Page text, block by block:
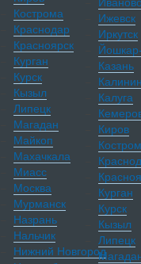
Кострома
Краснодар
Красноярск
Курган
Курск
Кызыл
Липецк
Магадан
Майкоп
Махачкала
Миасс
Москва
Мурманск
Назрань
Нальчик
Нижний Новгород
Ижевск
Иркутск
Казань
Калуга
Киров
Курган
Курск
Кызыл
Липецк